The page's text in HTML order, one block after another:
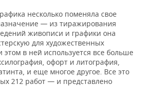
несколько поменяла свое
— из тиражирования
живописи и графики она
для художественных
в ней используется все больше
офорт и литография,
и еще многое другое. Все это
212 работ — и представлено